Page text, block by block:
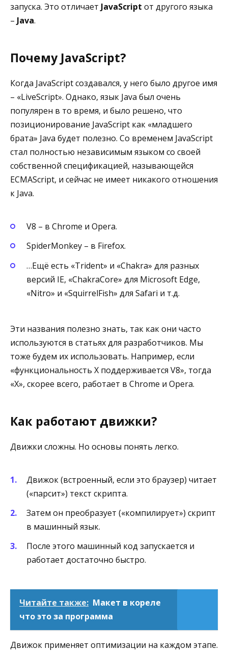
запуска. Это отличает JavaScript от другого языка
– Java.
Почему JavaScript?
Когда JavaScript создавался, у него было другое имя
– «LiveScript». Однако, язык Java был очень
популярен в то время, и было решено, что
позиционирование JavaScript как «младшего
брата» Java будет полезно. Со временем JavaScript
стал полностью независимым языком со своей
собственной спецификацией, называющейся
ECMAScript, и сейчас не имеет никакого отношения
к Java.
V8 – в Chrome и Opera.
SpiderMonkey – в Firefox.
…Ещё есть «Trident» и «Chakra» для разных
версий IE, «ChakraCore» для Microsoft Edge,
«Nitro» и «SquirrelFish» для Safari и т.д.
Эти названия полезно знать, так как они часто
используются в статьях для разработчиков. Мы
тоже будем их использовать. Например, если
«функциональность X поддерживается V8», тогда
«Х», скорее всего, работает в Chrome и Opera.
Как работают движки?
Движки сложны. Но основы понять легко.
Движок (встроенный, если это браузер) читает
(«парсит») текст скрипта.
Затем он преобразует («компилирует») скрипт
в машинный язык.
После этого машинный код запускается и
работает достаточно быстро.
Читайте также: Макет в кореле
что это за программа
Движок применяет оптимизации на каждом этапе.